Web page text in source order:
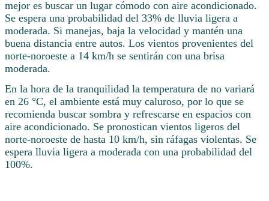
mejor es buscar un lugar cómodo con aire acondicionado.
Se espera una probabilidad del 33% de lluvia ligera a
moderada. Si manejas, baja la velocidad y mantén una
buena distancia entre autos. Los vientos provenientes del
norte-noroeste a 14 km/h se sentirán con una brisa
moderada.
En la hora de la tranquilidad la temperatura de no variará
en 26 °C, el ambiente está muy caluroso, por lo que se
recomienda buscar sombra y refrescarse en espacios con
aire acondicionado. Se pronostican vientos ligeros del
norte-noroeste de hasta 10 km/h, sin ráfagas violentas. Se
espera lluvia ligera a moderada con una probabilidad del
100%.